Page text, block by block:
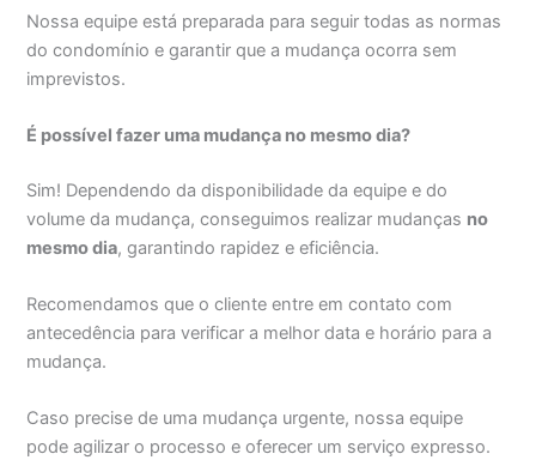
Nossa equipe está preparada para seguir todas as normas
do condomínio e garantir que a mudança ocorra sem
imprevistos.
É possível fazer uma mudança no mesmo dia?
Sim! Dependendo da disponibilidade da equipe e do
volume da mudança, conseguimos realizar mudanças no
mesmo dia, garantindo rapidez e eficiência.
Recomendamos que o cliente entre em contato com
antecedência para verificar a melhor data e horário para a
mudança.
Caso precise de uma mudança urgente, nossa equipe
pode agilizar o processo e oferecer um serviço expresso.